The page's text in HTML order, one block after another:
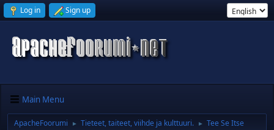
Log in Sign up
Main Menu
ApacheFoorumi ► Tieteet, taiteet, viihde ja kulttuuri. ► Tee Se Itse